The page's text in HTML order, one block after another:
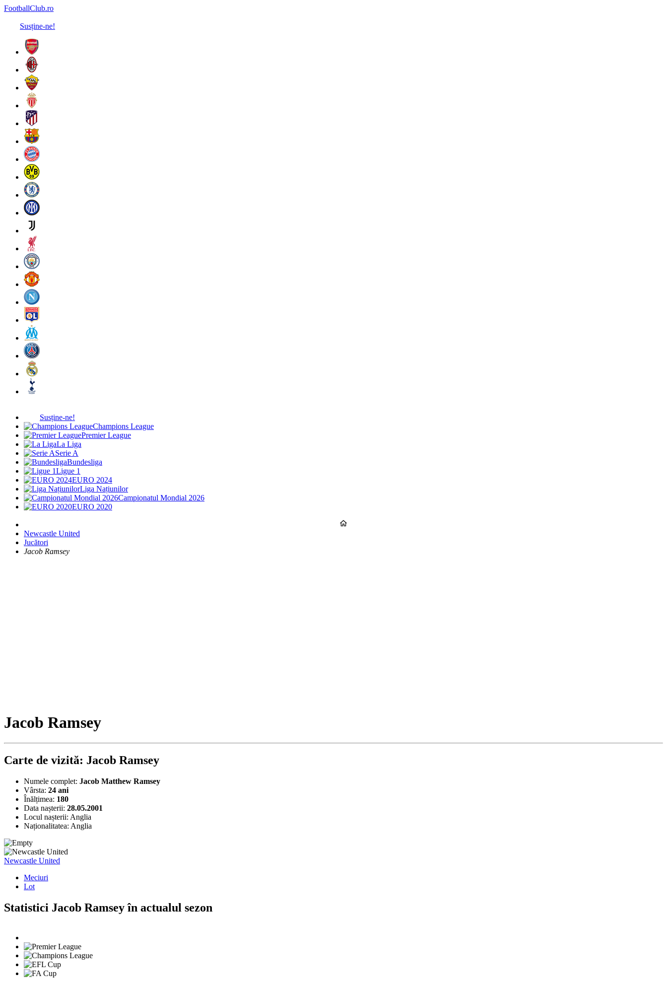
FootballClub.ro
Susține-ne!
Susține-ne!
Champions League
Premier League
La Liga
Serie A
Bundesliga
Ligue 1
EURO 2024
Liga Națiunilor
Campionatul Mondial 2026
EURO 2020
Newcastle United
Jucători
Jacob Ramsey
Jacob Ramsey
Carte de vizită: Jacob Ramsey
Numele complet: Jacob Matthew Ramsey
Vârsta: 24 ani
Înălțimea: 180
Data nașterii: 28.05.2001
Locul nașterii: Anglia
Naționalitatea: Anglia
Newcastle United
Meciuri
Lot
Statistici Jacob Ramsey în actualul sezon